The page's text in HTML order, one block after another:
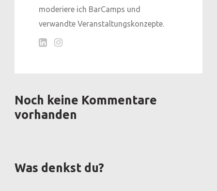
moderiere ich BarCamps und
verwandte Veranstaltungskonzepte.
Noch keine Kommentare
vorhanden
Was denkst du?